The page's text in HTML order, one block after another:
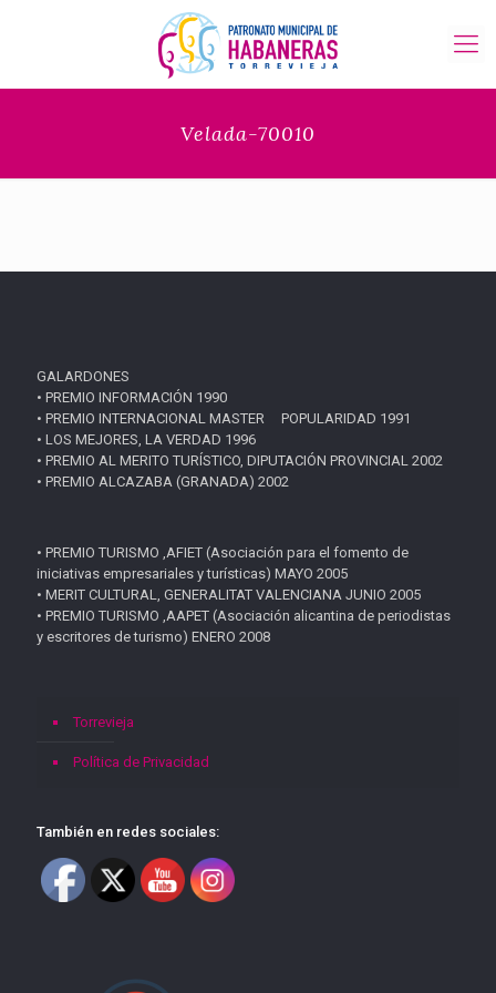
Velada-70010
GALARDONES
• PREMIO INFORMACIÓN 1990
• PREMIO INTERNACIONAL MASTER POPULARIDAD 1991
• LOS MEJORES, LA VERDAD 1996
• PREMIO AL MERITO TURÍSTICO, DIPUTACIÓN PROVINCIAL 2002
• PREMIO ALCAZABA (GRANADA) 2002
• PREMIO TURISMO ,AFIET (Asociación para el fomento de
iniciativas empresariales y turísticas) MAYO 2005
• MERIT CULTURAL, GENERALITAT VALENCIANA JUNIO 2005
• PREMIO TURISMO ,AAPET (Asociación alicantina de periodistas
y escritores de turismo) ENERO 2008
Torrevieja
Política de Privacidad
También en redes sociales: